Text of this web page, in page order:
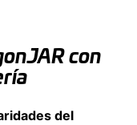
con
del